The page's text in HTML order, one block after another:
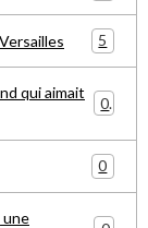
5
qui aimait
0
0
une